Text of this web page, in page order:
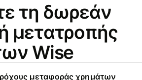
τη δωρεάν
μετατροπής
Wise
μεταφοράς χρημάτων